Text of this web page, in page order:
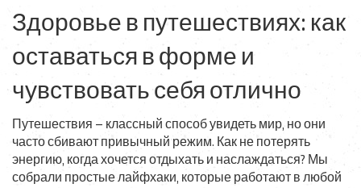
Здоровье в путешествиях: как
оставаться в форме и
чувствовать себя отлично
Путешествия – классный способ увидеть мир, но они
часто сбивают привычный режим. Как не потерять
энергию, когда хочется отдыхать и наслаждаться? Мы
собрали простые лайфхаки, которые работают в любой